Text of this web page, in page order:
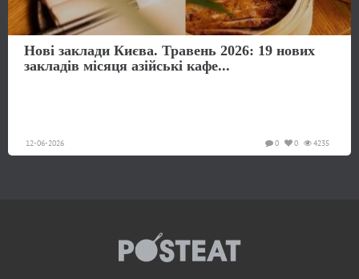
Нові заклади Києва. Травень 2026: 19 нових
закладів місяця азійські кафе...
12-06-2026 4235
0
0